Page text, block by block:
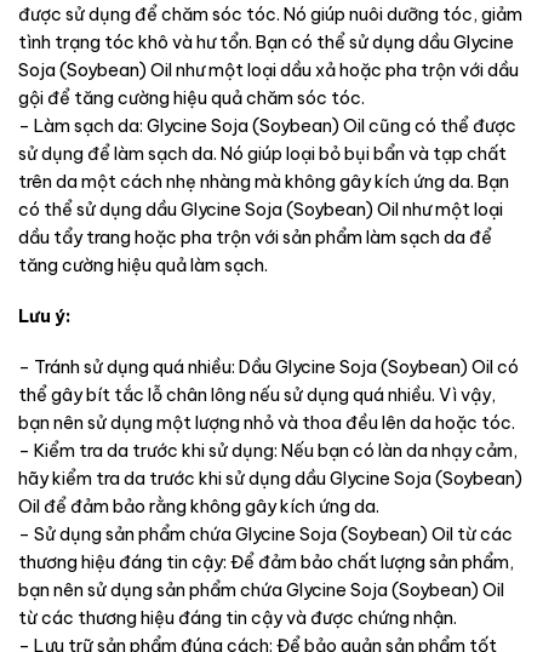
được sử dụng để chăm sóc tóc. Nó giúp nuôi dưỡng tóc, giảm
tình trạng tóc khô và hư tổn. Bạn có thể sử dụng dầu Glycine
Soja (Soybean) Oil như một loại dầu xả hoặc pha trộn với dầu
gội để tăng cường hiệu quả chăm sóc tóc.
– Làm sạch da: Glycine Soja (Soybean) Oil cũng có thể được
sử dụng để làm sạch da. Nó giúp loại bỏ bụi bẩn và tạp chất
trên da một cách nhẹ nhàng mà không gây kích ứng da. Bạn
có thể sử dụng dầu Glycine Soja (Soybean) Oil như một loại
dầu tẩy trang hoặc pha trộn với sản phẩm làm sạch da để
tăng cường hiệu quả làm sạch.
Lưu ý:
– Tránh sử dụng quá nhiều: Dầu Glycine Soja (Soybean) Oil có
thể gây bít tắc lỗ chân lông nếu sử dụng quá nhiều. Vì vậy,
bạn nên sử dụng một lượng nhỏ và thoa đều lên da hoặc tóc.
– Kiểm tra da trước khi sử dụng: Nếu bạn có làn da nhạy cảm,
hãy kiểm tra da trước khi sử dụng dầu Glycine Soja (Soybean)
Oil để đảm bảo rằng không gây kích ứng da.
– Sử dụng sản phẩm chứa Glycine Soja (Soybean) Oil từ các
thương hiệu đáng tin cậy: Để đảm bảo chất lượng sản phẩm,
bạn nên sử dụng sản phẩm chứa Glycine Soja (Soybean) Oil
từ các thương hiệu đáng tin cậy và được chứng nhận.
– Lưu trữ sản phẩm đúng cách: Để bảo quản sản phẩm tốt